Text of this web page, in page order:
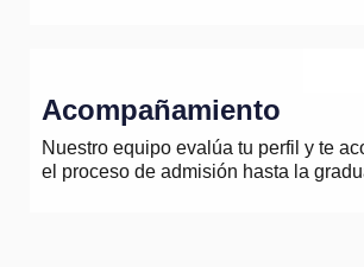
Acompañamiento
Nuestro equipo evalúa tu perfil y te
el proceso de admisión hasta la